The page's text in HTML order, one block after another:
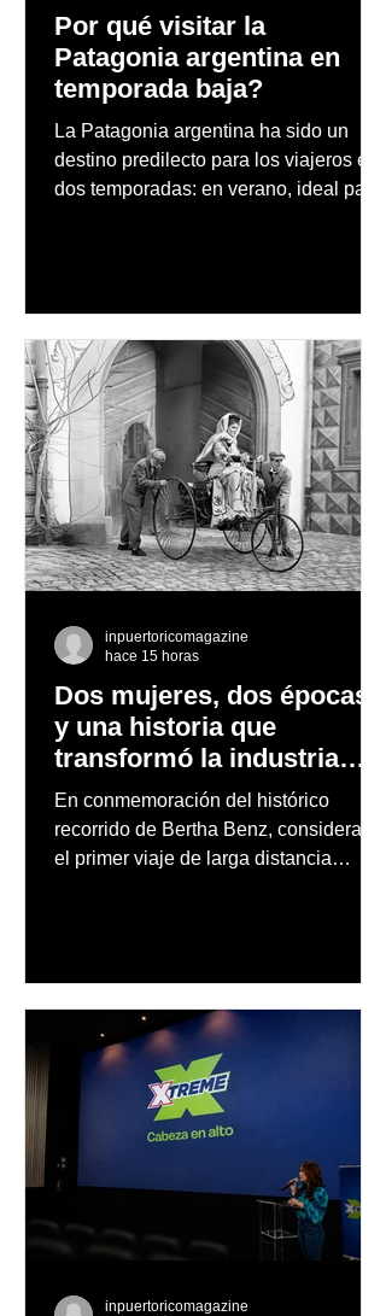
Por qué visitar la
Patagonia argentina en
temporada baja?
La Patagonia argentina ha sido un
destino predilecto para los viajeros en
dos temporadas: en verano, ideal para
nevados en las montañas
Dos mujeres, dos épocas
y una historia que
transformó la industria
automotriz
En conmemoración del histórico
recorrido de Bertha Benz, considerado
el primer viaje de larga distancia
inpuertoricomagazine
hace 15 horas
inpuertoricomagazine